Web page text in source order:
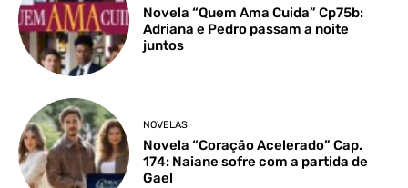
Novela “Quem Ama Cuida” Cp75b:
Adriana e Pedro passam a noite
juntos
NOVELAS
Novela “Coração Acelerado” Cap.
174: Naiane sofre com a partida de
Gael